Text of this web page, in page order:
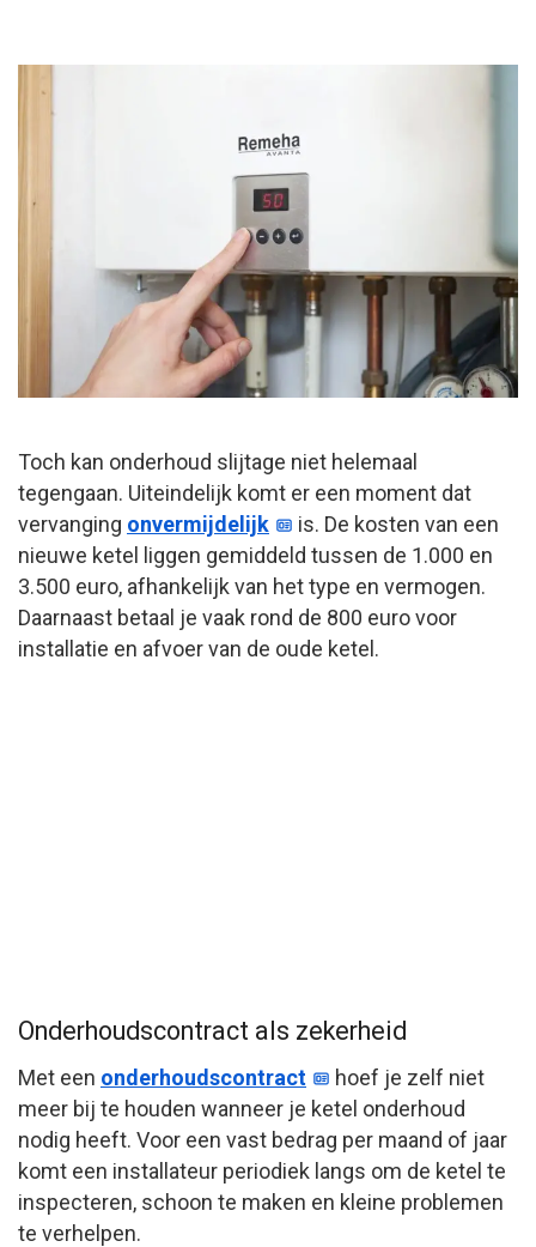
Toch kan onderhoud slijtage niet helemaal
tegengaan. Uiteindelijk komt er een moment dat
vervanging onvermijdelijk
is. De kosten van een
nieuwe ketel liggen gemiddeld tussen de 1.000 en
3.500 euro, afhankelijk van het type en vermogen.
Daarnaast betaal je vaak rond de 800 euro voor
installatie en afvoer van de oude ketel.
Onderhoudscontract als zekerheid
Met een onderhoudscontract
hoef je zelf niet
meer bij te houden wanneer je ketel onderhoud
nodig heeft. Voor een vast bedrag per maand of jaar
komt een installateur periodiek langs om de ketel te
inspecteren, schoon te maken en kleine problemen
te verhelpen.